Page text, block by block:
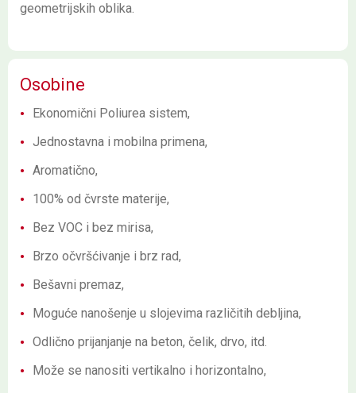
geometrijskih oblika.
Osobine
Ekonomični Poliurea sistem,
Jednostavna i mobilna primena,
Aromatično,
100% od čvrste materije,
Bez VOC i bez mirisa,
Brzo očvršćivanje i brz rad,
Bešavni premaz,
Moguće nanošenje u slojevima različitih debljina,
Odlično prijanjanje na beton, čelik, drvo, itd.
Može se nanositi vertikalno i horizontalno,